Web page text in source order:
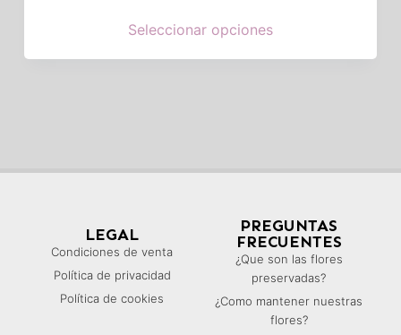
Seleccionar opciones
LEGAL
Condiciones de venta
Política de privacidad
Política de cookies
PREGUNTAS
FRECUENTES
¿Que son las flores
preservadas?
¿Como mantener nuestras
flores?